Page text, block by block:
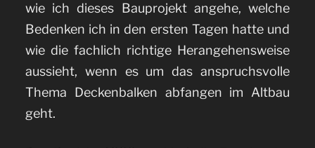
wie ich dieses Bauprojekt angehe, welche
Bedenken ich in den ersten Tagen hatte und
wie die fachlich richtige Herangehensweise
aussieht, wenn es um das anspruchsvolle
Thema Deckenbalken abfangen im Altbau
geht.